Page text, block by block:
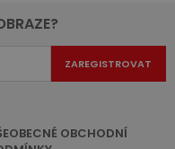
ZAREGISTROVAT
OBCHODNÍ